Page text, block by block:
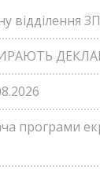
відділення
програми